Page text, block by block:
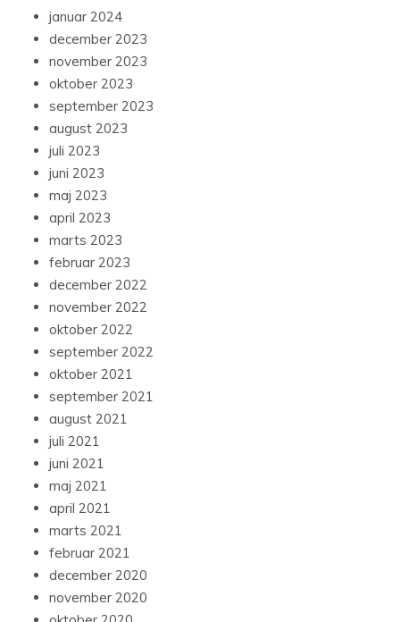
januar 2024
december 2023
november 2023
oktober 2023
september 2023
august 2023
juli 2023
juni 2023
maj 2023
april 2023
marts 2023
februar 2023
december 2022
november 2022
oktober 2022
september 2022
oktober 2021
september 2021
august 2021
juli 2021
juni 2021
maj 2021
april 2021
marts 2021
februar 2021
december 2020
november 2020